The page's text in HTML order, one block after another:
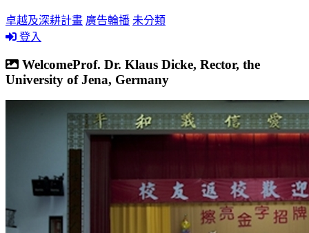
卓越及深耕計畫 廣告輪播 未分類
登入
WelcomeProf. Dr. Klaus Dicke, Rector, the
University of Jena, Germany